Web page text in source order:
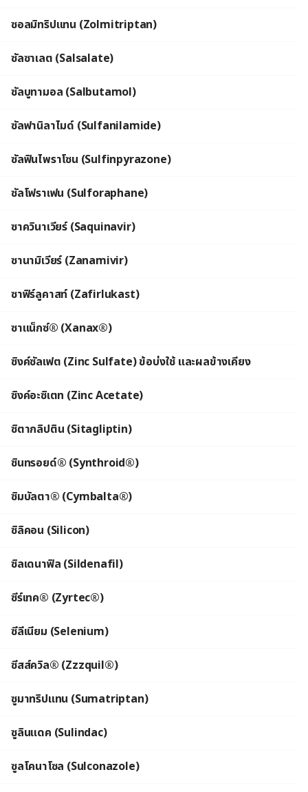
ซอลมิทริปแทน (Zolmitriptan)
ซัลซาเลต (Salsalate)
ซัลบูทามอล (Salbutamol)
ซัลฟานิลาไมด์ (Sulfanilamide)
ซัลฟินไพราโซน (Sulfinpyrazone)
ซัลโฟราเฟน (Sulforaphane)
ซาควินาเวียร์ (Saquinavir)
ซานามิเวียร์ (Zanamivir)
ซาฟิร์ลูคาสท์ (Zafirlukast)
ซาแน็กซ์® (Xanax®)
ซิงค์ซัลเฟต (Zinc Sulfate) ข้อบ่งใช้ และผลข้างเคียง
ซิงค์อะซิเตท (Zinc Acetate)
ซิตากลิปติน (Sitagliptin)
ซินทรอยด์® (Synthroid®)
ซิมบัลตา® (Cymbalta®)
ซิลิคอน (Silicon)
ซิลเดนาฟิล (Sildenafil)
ซีร์เทค® (Zyrtec®)
ซีลีเนียม (Selenium)
ซีสส์ควิล® (Zzzquil®)
ซูมาทริปแทน (Sumatriptan)
ซูลินแดค (Sulindac)
ซูลโคนาโซล (Sulconazole)